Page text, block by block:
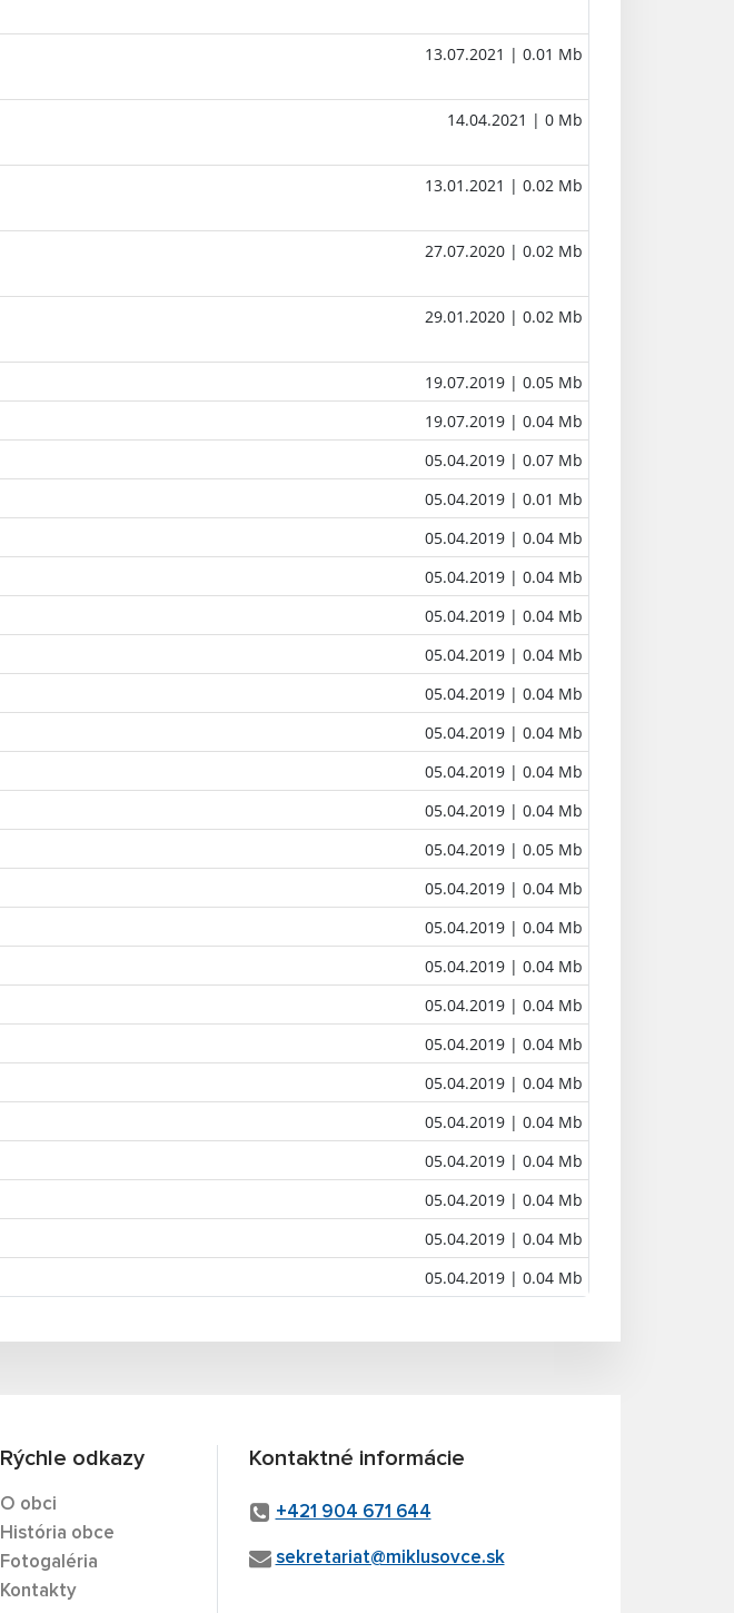
13.07.2021 | 0.01 Mb
14.04.2021 | 0 Mb
13.01.2021 | 0.02 Mb
27.07.2020 | 0.02 Mb
29.01.2020 | 0.02 Mb
19.07.2019 | 0.05 Mb
19.07.2019 | 0.04 Mb
05.04.2019 | 0.07 Mb
05.04.2019 | 0.01 Mb
05.04.2019 | 0.04 Mb
05.04.2019 | 0.04 Mb
05.04.2019 | 0.04 Mb
05.04.2019 | 0.04 Mb
05.04.2019 | 0.04 Mb
05.04.2019 | 0.04 Mb
05.04.2019 | 0.04 Mb
05.04.2019 | 0.04 Mb
05.04.2019 | 0.05 Mb
05.04.2019 | 0.04 Mb
05.04.2019 | 0.04 Mb
05.04.2019 | 0.04 Mb
05.04.2019 | 0.04 Mb
05.04.2019 | 0.04 Mb
05.04.2019 | 0.04 Mb
05.04.2019 | 0.04 Mb
05.04.2019 | 0.04 Mb
05.04.2019 | 0.04 Mb
05.04.2019 | 0.04 Mb
05.04.2019 | 0.04 Mb
Rýchle odkazy
O obci
História obce
Fotogaléria
Kontakty
Kontaktné informácie
+421 904 671 644
sekretariat@miklusovce.sk